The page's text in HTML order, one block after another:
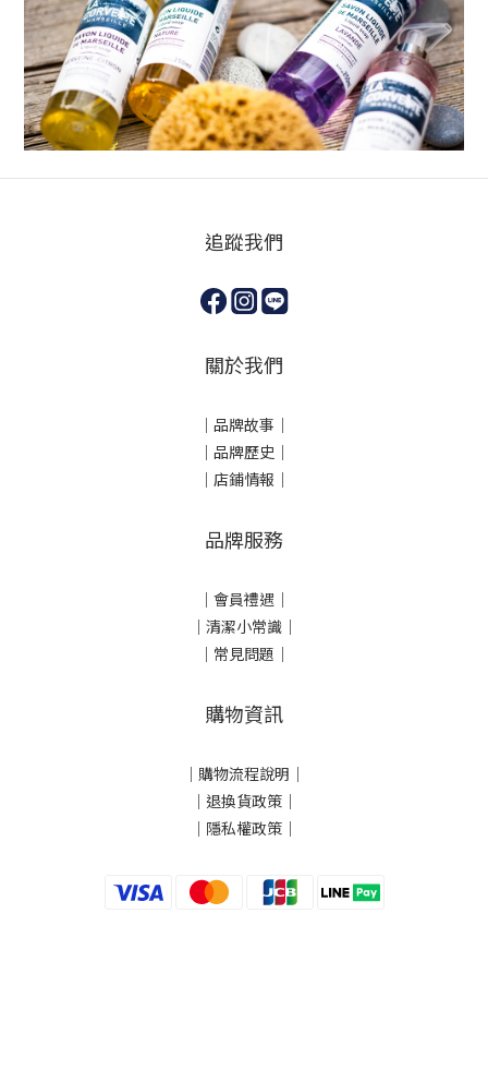
追蹤我們
關於我們
｜ 品牌故事 ｜
｜品牌歷史 ｜
｜店鋪情報｜
品牌服務
｜會員禮遇｜
｜清潔小常識｜
｜常見問題｜
購物資訊
｜ 購物流程說明 ｜
｜ 退換貨政策 ｜
｜ 隱私權政策 ｜